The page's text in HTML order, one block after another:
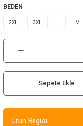
BEDEN
2XL 3XL M
Sepete Ekle
Ürün Bilgisi